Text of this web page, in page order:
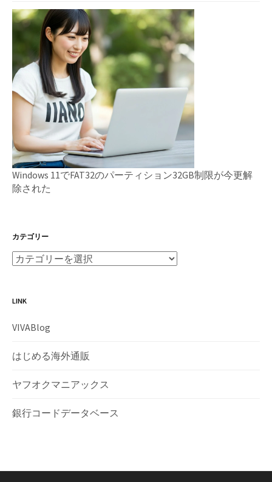
Windows 11でFAT32のパーティション32GB制限が今更解
除された
カテゴリー
LINK
VIVABlog
はじめる海外通販
ヤフオクマニアックス
銀行コードデータベース